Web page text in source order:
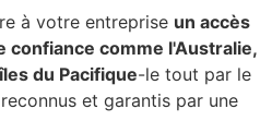
à votre entreprise un accès
confiance comme l'Australie,
du Pacifique-le tout par le
et garantis par une